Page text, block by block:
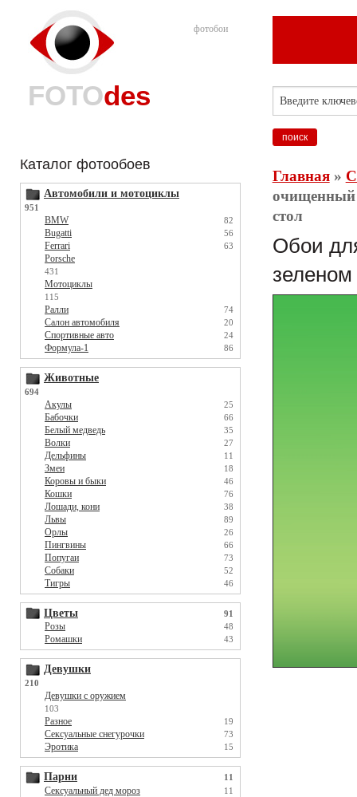
фотобои
FOTOdes
Каталог фотообоев
Автомобили и мотоциклы
951
BMW 82
Bugatti 56
Ferrari 63
Porsche
431
Мотоциклы
115
Ралли 74
Салон автомобиля 20
Спортивные авто 24
Формула-1 86
Животные
694
Акулы 25
Бабочки 66
Белый медведь 35
Волки 27
Дельфины 11
Змеи 18
Коровы и быки 46
Кошки 76
Лошади, кони 38
Львы 89
Орлы 26
Пингвины 66
Попугаи 73
Собаки 52
Тигры 46
Цветы 91
Розы 48
Ромашки 43
Девушки
210
Девушки с оружием
103
Разное 19
Сексуальные снегурочки 73
Эротика 15
Парни 11
Сексуальный дед мороз 11
Главная»
очищенный
стол
Обои